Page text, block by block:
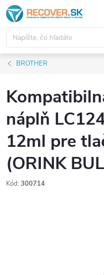
Prejsť
na
obsah
BROTHER
náplň
12ml pre
(ORINK
Kód: 300714